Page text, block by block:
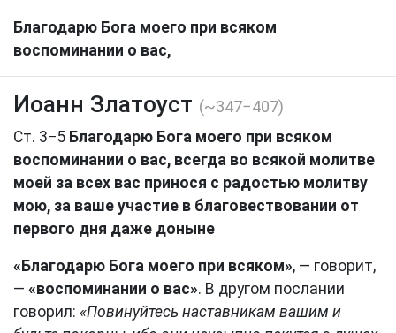
Благодарю Бога моего при всяком
воспоминании о вас,
Иоанн Златоуст (~347−407)
Ст. 3−5 Благодарю Бога моего при всяком
воспоминании о вас, всегда во всякой молитве
моей за всех вас принося с радостью молитву
мою, за ваше участие в благовествовании от
первого дня даже доныне
«Благодарю Бога моего при всяком», — говорит,
— «воспоминании о вас». В другом послании
говорил: «Повинуйтесь наставникам вашим и